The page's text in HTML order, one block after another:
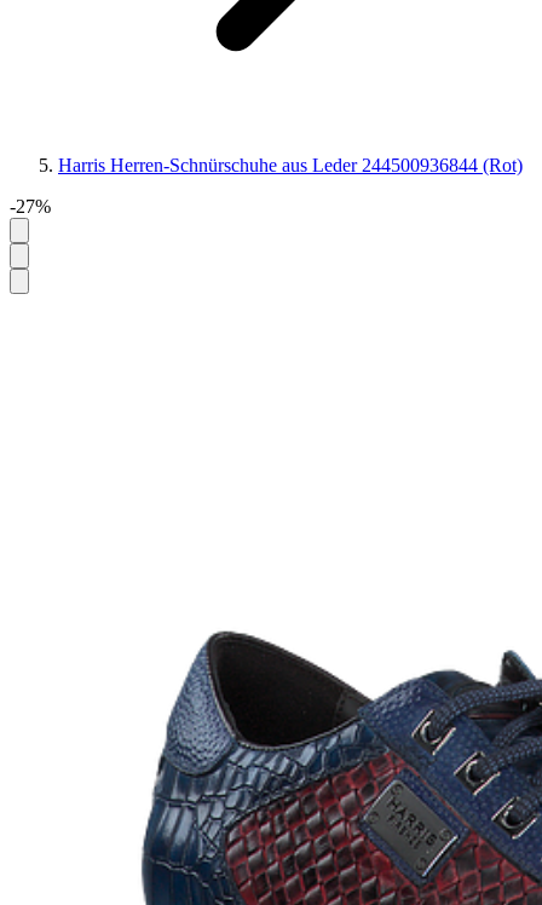
Harris Herren-Schnürschuhe aus Leder 244500936844 (Rot)
-27%